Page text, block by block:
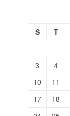
S
T
3
4
10
11
17
18